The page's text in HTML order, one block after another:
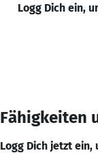
Logg Dich ein,
Fähigkeiten
Logg Dich jetzt ein,